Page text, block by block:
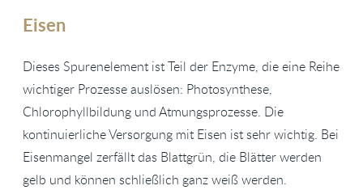
Eisen
Dieses Spurenelement ist Teil der Enzyme, die eine Reihe
wichtiger Prozesse auslösen: Photosynthese,
Chlorophyllbildung und Atmungsprozesse. Die
kontinuierliche Versorgung mit Eisen ist sehr wichtig. Bei
Eisenmangel zerfällt das Blattgrün, die Blätter werden
gelb und können schließlich ganz weiß werden.